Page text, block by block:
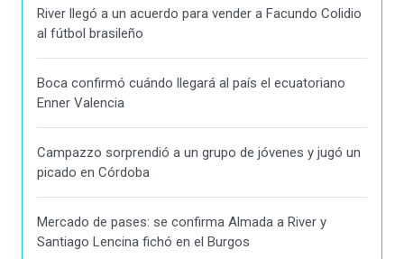
River llegó a un acuerdo para vender a Facundo Colidio
al fútbol brasileño
Boca confirmó cuándo llegará al país el ecuatoriano
Enner Valencia
Campazzo sorprendió a un grupo de jóvenes y jugó un
picado en Córdoba
Mercado de pases: se confirma Almada a River y
Santiago Lencina fichó en el Burgos